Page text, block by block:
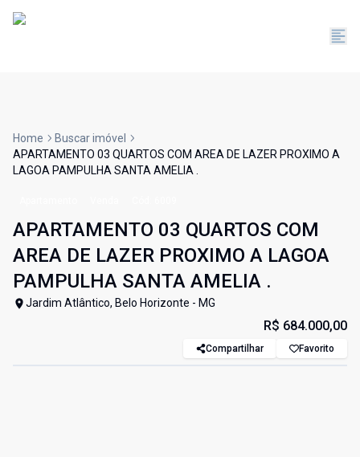
Home
Buscar imóvel
APARTAMENTO 03 QUARTOS COM AREA DE LAZER PROXIMO A
LAGOA PAMPULHA SANTA AMELIA .
APARTAMENTO 03 QUARTOS COM
AREA DE LAZER PROXIMO A LAGOA
PAMPULHA SANTA AMELIA .
Jardim Atlântico, Belo Horizonte - MG
R$ 684.000,00
Compartilhar Favorito